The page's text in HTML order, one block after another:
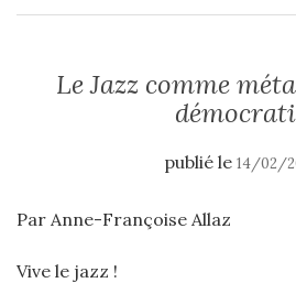
Le Jazz comme
publié le 14/02/
Par Anne-Françoise Allaz
Vive le jazz !